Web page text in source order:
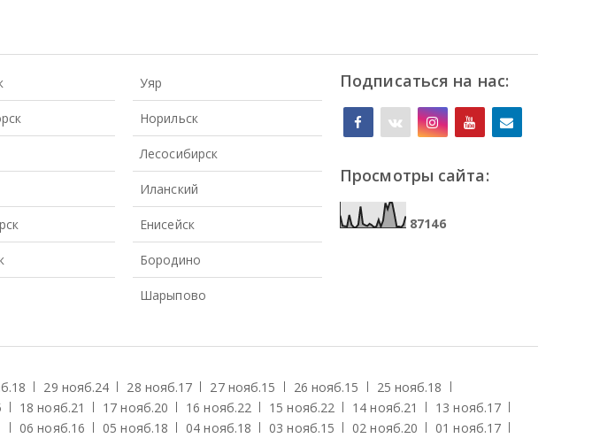
Уяр
Норильск
Лесосибирск
Иланский
Енисейск
Бородино
Шарыпово
Подписаться на нас:
Просмотры сайта:
87146
18 29 нояб.24 28 нояб.17 27 нояб.15 26 нояб.15 25 нояб.18
18 нояб.21 17 нояб.20 16 нояб.22 15 нояб.22 14 нояб.21 13 нояб.17
06 нояб.16 05 нояб.18 04 нояб.18 03 нояб.15 02 нояб.20 01 нояб.17